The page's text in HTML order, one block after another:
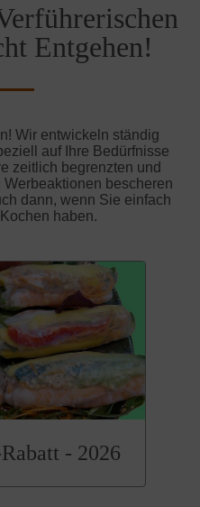
Entgehen!
Wir entwickeln ständig
auf Ihre Bedürfnisse
zeitlich begrenzten und
bescheren
dann, wenn Sie einfach
haben.
- 2026